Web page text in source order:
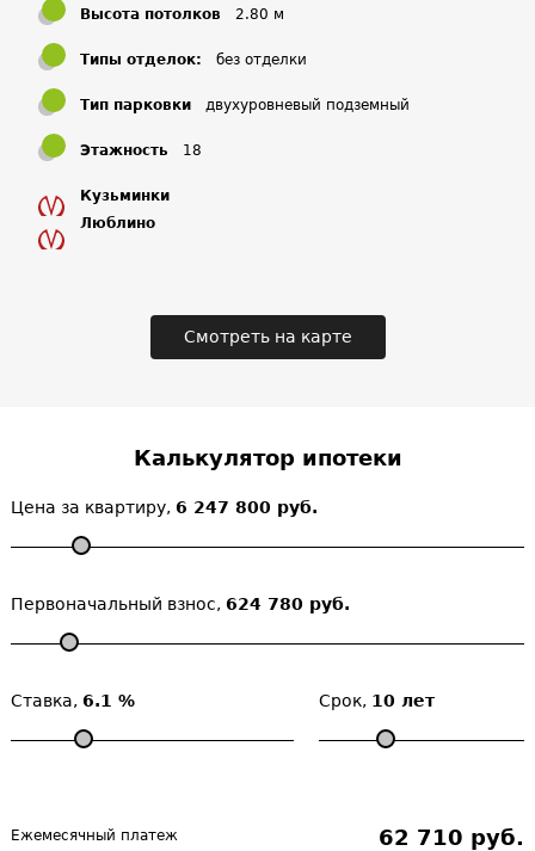
Высота потолков 2.80 м
Типы отделок: без отделки
Тип парковки двухуровневый подземный
Этажность 18
Кузьминки
Люблино
Смотреть на карте
Калькулятор ипотеки
Цена за квартиру, 6 247 800 руб.
Первоначальный взнос, 624 780 руб.
Ставка, 6.1 % Срок, 10 лет
Ежемесячный платеж 62 710 руб.